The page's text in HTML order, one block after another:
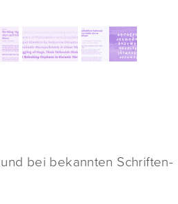
und bei bekannten Schriften-